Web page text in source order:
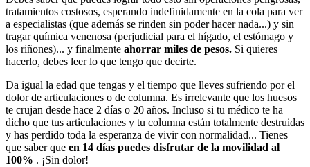
tratamientos costosos, esperando indefinidamente en la cola para ver
a especialistas (que además se rinden sin poder hacer nada...) y sin
tragar química venenosa (perjudicial para el hígado, el estómago y
los riñones)... y finalmente ahorrar miles de pesos. Si quieres
hacerlo, debes leer lo que tengo que decirte.
Da igual la edad que tengas y el tiempo que lleves sufriendo por el
dolor de articulaciones o de columna. Es irrelevante que los huesos
te crujan desde hace 2 días o 20 años. Incluso si tu médico te ha
dicho que tus articulaciones y tu columna están totalmente destruidas
y has perdido toda la esperanza de vivir con normalidad... Tienes
que saber que en 14 días puedes disfrutar de la movilidad al
100% . ¡Sin dolor!